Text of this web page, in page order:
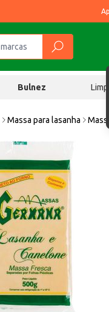
Bulnez
Massa para lasanha